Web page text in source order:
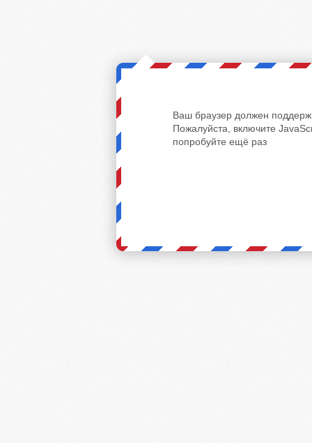
Ваш браузер должен
Пожалуйста, включите
попробуйте ещё раз